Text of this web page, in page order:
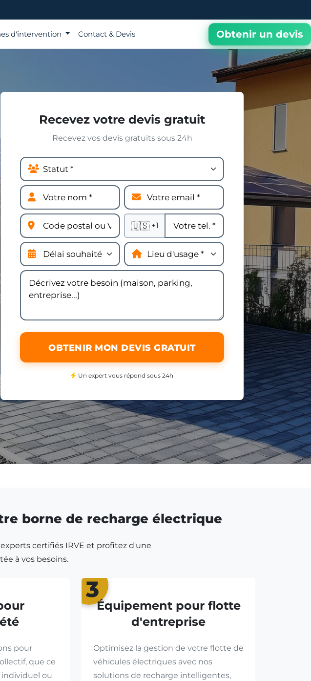
d'intervention Contact & Devis Obtenir un devis
Recevez votre devis gratuit
Recevez vos devis gratuits sous 24h
🇺🇸 +1
OBTENIR MON DEVIS GRATUIT
Un expert vous répond sous 24h
borne de recharge électrique
certifiés IRVE et profitez d'une
à vos besoins.
pour
que ce
individuel ou
3
Équipement pour flotte
d'entreprise
Optimisez la gestion de votre flotte de
véhicules électriques avec nos
solutions de recharge intelligentes,